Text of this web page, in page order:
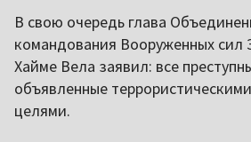
В свою очередь глава
командования Вооруженных сил
Хайме Вела заявил: все
объявленные
целями.